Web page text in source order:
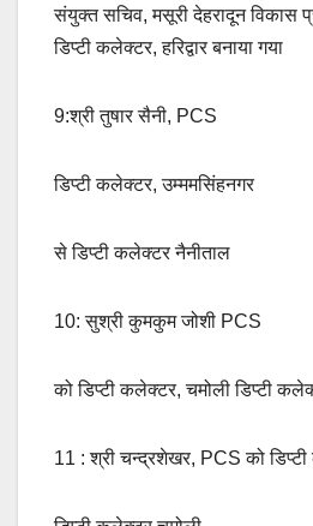
संयुक्त सचिव, मसूरी देहरादून विकास
डिप्टी कलेक्टर, हरिद्वार बनाया गया
9:श्री तुषार सैनी, PCS
डिप्टी कलेक्टर, उम्ममसिंहनगर
से डिप्टी कलेक्टर नैनीताल
10: सुश्री कुमकुम जोशी PCS
को डिप्टी कलेक्टर, चमोली डिप्टी
11 : श्री चन्द्रशेखर, PCS को